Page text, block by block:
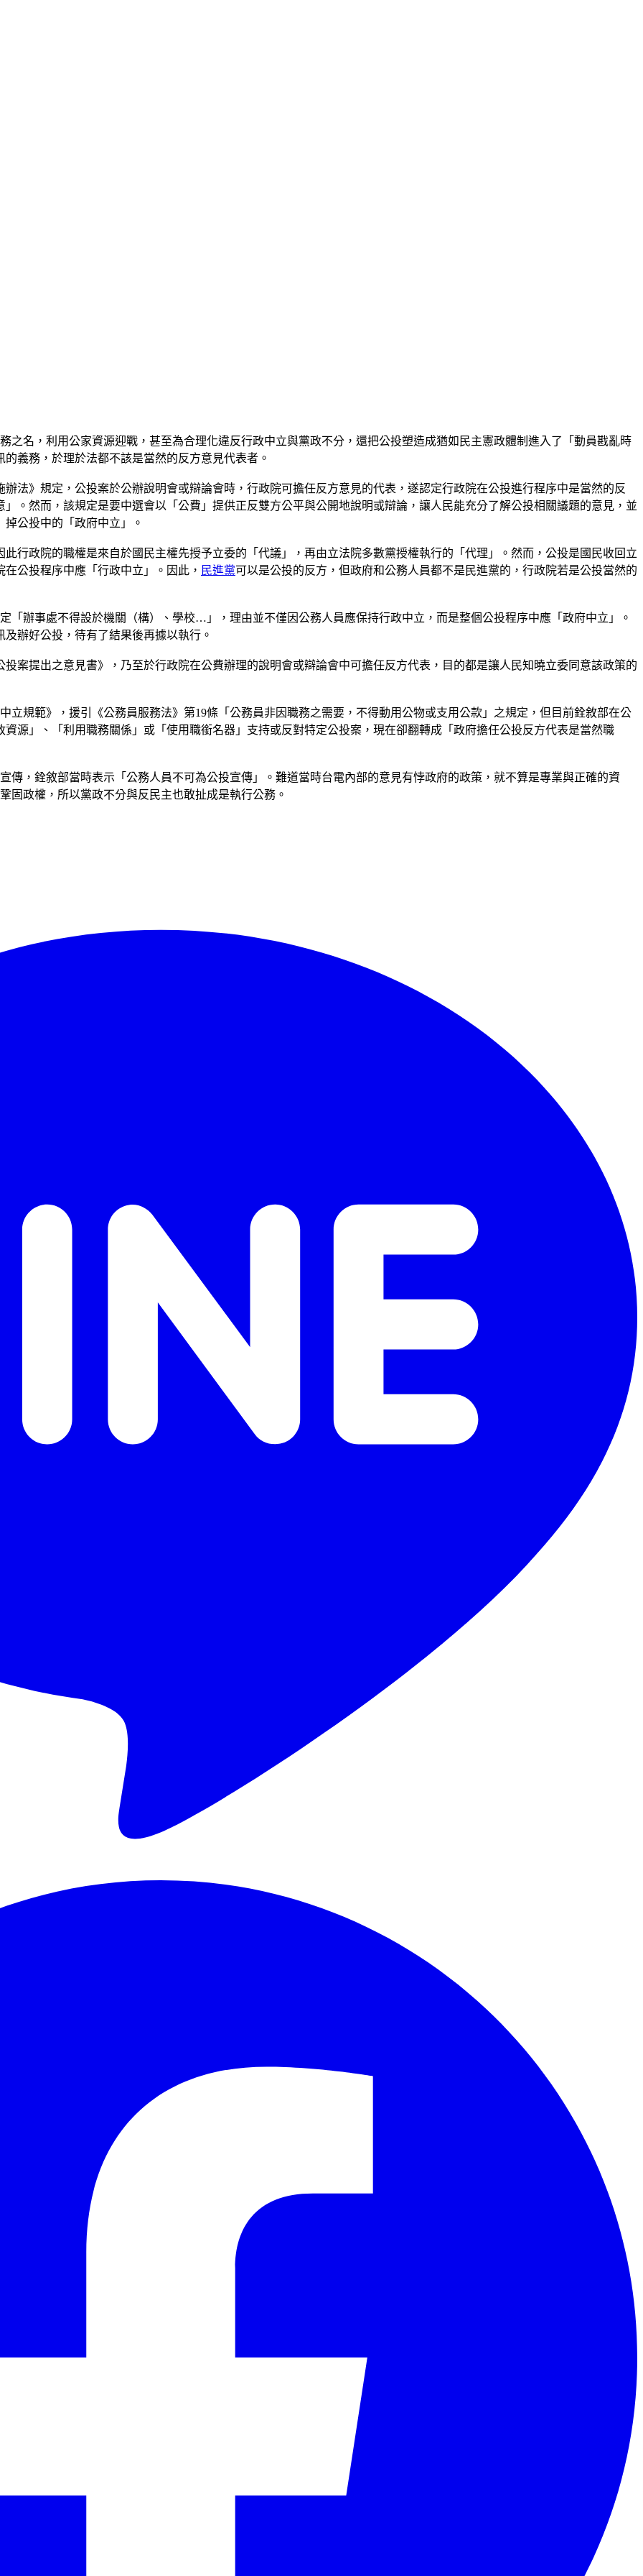
之名，利用公家資源迎戰，甚至為合理化違反行政中立與黨政不分，還把公投塑造成猶如民主憲政體制進入了「動員戡亂時
義務，於理於法都不該是當然的反方意見代表者。
法》規定，公投案於公辦說明會或辯論會時，行政院可擔任反方意見的代表，遂認定行政院在公投進行程序中是當然的反
。然而，該規定是要中選會以「公費」提供正反雙方公平與公開地說明或辯論，讓人民能充分了解公投相關議題的意見，並
公投中的「政府中立」。
行政院的職權是來自於國民主權先授予立委的「代議」，再由立法院多數黨授權執行的「代理」。然而，公投是國民收回立
公投程序中應「行政中立」。因此， 民進黨可以是公投的反方，但政府和公務人員都不是民進黨的，行政院若是公投當然的
「辦事處不得設於機關（構）、學校…」，理由並不僅因公務人員應保持行政中立，而是整個公投程序中應「政府中立」。
辦好公投，待有了結果後再據以執行。
案提出之意見書》，乃至於行政院在公費辦理的說明會或辯論會中可擔任反方代表，目的都是讓人民知曉立委同意該政策的
立規範》，援引《公務員服務法》第19條「公務員非因職務之需要，不得動用公物或支用公款」之規定，但目前銓敘部在公
源」、「利用職務關係」或「使用職銜名器」支持或反對特定公投案，現在卻翻轉成「政府擔任公投反方代表是當然職
傳，銓敘部當時表示「公務人員不可為公投宣傳」。難道當時台電內部的意見有悖政府的政策，就不算是專業與正確的資
固政權，所以黨政不分與反民主也敢扯成是執行公務。